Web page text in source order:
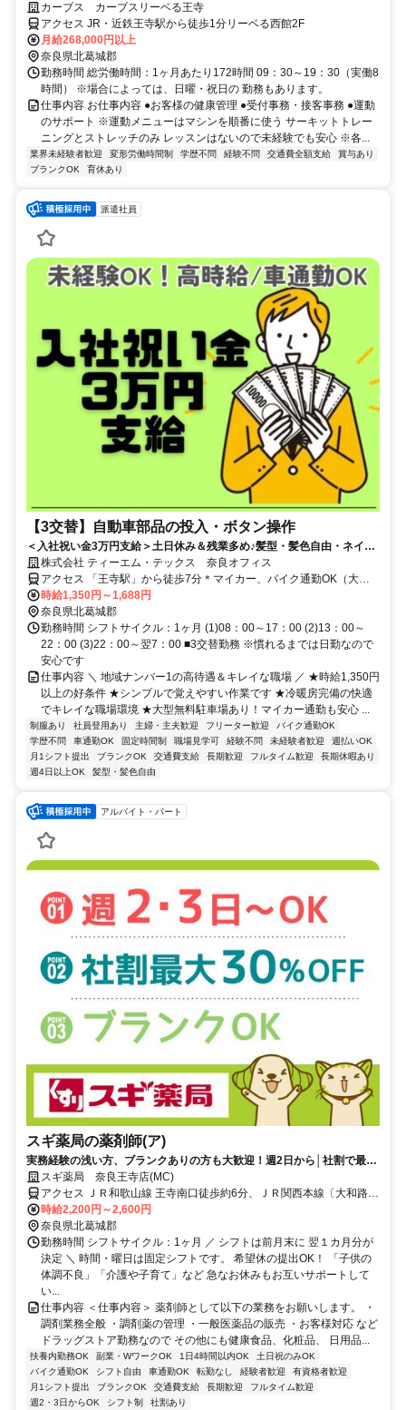
ルOK※規定内
カーブス カーブスリーベる王寺
アクセス JR・近鉄王寺駅から徒歩1分リーベる西館2F
月給268,000円以上
奈良県北葛城郡
勤務時間 総労働時間：1ヶ月あたり172時間 09：30～19：30（実働8
時間） ※場合によっては、日曜・祝日の 勤務もあります。
仕事内容 お仕事内容 ●お客様の健康管理 ●受付事務・接客事務 ●運動
のサポート ※運動メニューはマシンを順番に使う サーキットトレー
ニングとストレッチのみ レッスンはないので未経験でも安心 ※各...
業界未経験者歓迎 変形労働時間制 学歴不問 経験不問 交通費全額支給
賞与あり
ブランクOK
育休あり
派遣社員
【3交替】自動車部品の投入・ボタン操作
＜入社祝い金3万円支給＞土日休み＆残業多め♪髪型・髪色自由・ネイル
もOK◎自分らしく働ける快適な環境です
株式会社 ティーエム・テックス 奈良オフィス
アクセス 「王寺駅」から徒歩7分＊マイカー、バイク通勤OK（大型
無料駐車場完備）
時給1,350円～1,688円
奈良県北葛城郡
勤務時間 シフトサイクル：1ヶ月 (1)08：00～17：00 (2)13：00～
22：00 (3)22：00～翌7：00 ■3交替勤務 ※慣れるまでは日勤なので
安心です
仕事内容 ＼ 地域ナンバー1の高待遇＆キレイな職場 ／ ★時給1,350円
以上の好条件 ★シンプルで覚えやすい作業です ★冷暖房完備の快適
でキレイな職場環境 ★大型無料駐車場あり！マイカー通勤も安心 ...
制服あり 社員登用あり 主婦・主夫歓迎 フリーター歓迎
バイク通勤OK
学歴不問
車通勤OK 固定時間制 職場見学可 経験不問 未経験者歓迎
週払いOK
月1シフト提出
ブランクOK 交通費支給 長期歓迎 フルタイム歓迎
長期休暇あり
週4日以上OK
髪型・髪色自由
アルバイト・パート
スギ薬局の薬剤師(ア)
実務経験の浅い方、ブランクありの方も大歓迎！週2日から│社割で最大
30％オフ♪
スギ薬局 奈良王寺店(MC)
アクセス ＪＲ和歌山線 王寺南口徒歩約6分、ＪＲ関西本線〔大和路
線〕 王寺南口徒歩約6分、近鉄田原本線 新王寺徒歩約7分
時給2,200円～2,600円
奈良県北葛城郡
勤務時間 シフトサイクル：1ヶ月 ／ シフトは前月末に 翌１カ月分が
決定 ＼ 時間・曜日は固定シフトです。 希望休の提出OK！ 「子供の
体調不良」「介護や子育て」など 急なお休みもお互いサポートして
い...
仕事内容 ＜仕事内容＞ 薬剤師として以下の業務をお願いします。 ・
調剤業務全般 ・調剤薬の管理 ・一般医薬品の販売 ・お客様対応 など
ドラッグストア勤務なので その他にも健康食品、化粧品、 日用品...
扶養内勤務OK 副業・WワークOK 1日4時間以内OK
土日祝のみOK
バイク通勤OK
シフト自由 車通勤OK 転勤なし 経験者歓迎
有資格者歓迎
月1シフト提出
ブランクOK 交通費支給 長期歓迎
フルタイム歓迎
週2・3日からOK
シフト制 社割あり